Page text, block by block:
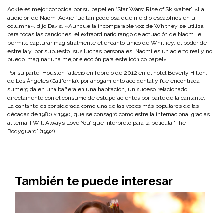
Ackie es mejor conocida por su papel en ‘Star Wars: Rise of Skiwalter’. «La
audición de Naomi Ackie fue tan poderosa que me dio escalofríos en la
columna», dijo Davis. «Aunque la incomparable voz de Whitney se utiliza
para todas las canciones, el extraordinario rango de actuación de Naomi le
permite capturar magistralmente el encanto único de Whitney, el poder de
estrella y, por supuesto, sus luchas personales. Naomi es un acierto real y no
puedo imaginar una mejor elección para este icónico papel».
Por su parte, Houston falleció en febrero de 2012 en el hotel Beverly Hilton,
de Los Ángeles (California), por ahogamiento accidental y fue encontrada
sumergida en una bañera en una habitación, un suceso relacionado
directamente con el consumo de estupefacientes por parte de la cantante.
La cantante es considerada como una de las voces más populares de las
décadas de 1980 y 1990, que se consagró como estrella internacional gracias
al tema ‘I Will Always Love You’ que interpretó para la película ‘The
Bodyguard’ (1992).
También te puede interesar